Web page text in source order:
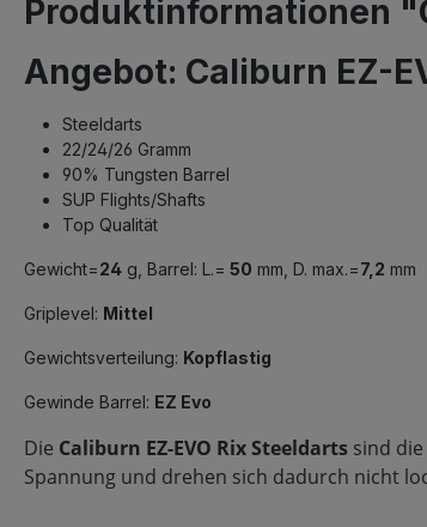
Produktinformationen
Angebot: Caliburn EZ-
Steeldarts
22/24/26 Gramm
90% Tungsten Barrel
SUP Flights/Shafts
Top Qualität
Gewicht=24 g, Barrel: L.= 50 mm, D. max.=7,2 mm
Griplevel: Mittel
Gewichtsverteilung: Kopflastig
Gewinde Barrel: EZ Evo
Die Caliburn EZ-EVO Rix Steeldarts sind
Spannung und drehen sich dadurch nicht